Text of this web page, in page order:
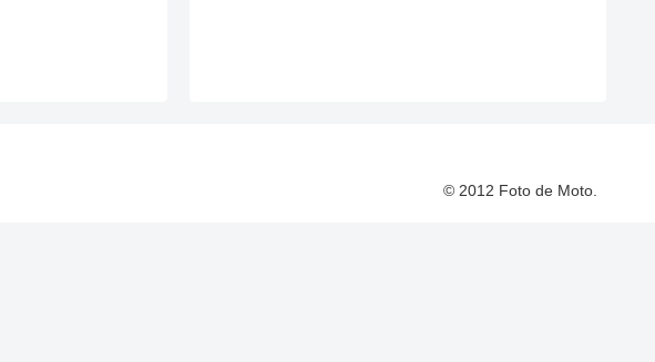
© 2012 Foto de Moto.